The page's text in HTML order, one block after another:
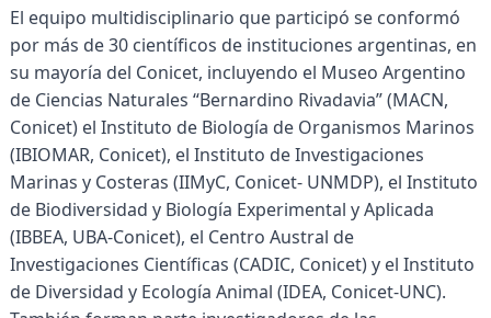
El equipo multidisciplinario que participó se conformó
por más de 30 científicos de instituciones argentinas, en
su mayoría del Conicet, incluyendo el Museo Argentino
de Ciencias Naturales “Bernardino Rivadavia” (MACN,
Conicet) el Instituto de Biología de Organismos Marinos
(IBIOMAR, Conicet), el Instituto de Investigaciones
Marinas y Costeras (IIMyC, Conicet- UNMDP), el Instituto
de Biodiversidad y Biología Experimental y Aplicada
(IBBEA, UBA-Conicet), el Centro Austral de
Investigaciones Científicas (CADIC, Conicet) y el Instituto
de Diversidad y Ecología Animal (IDEA, Conicet-UNC).